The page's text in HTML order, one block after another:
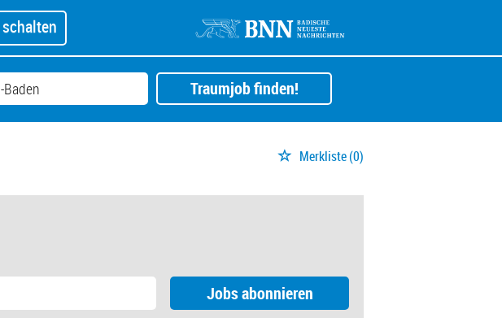
Traumjob finden!
Merkliste(0)
Jobs abonnieren